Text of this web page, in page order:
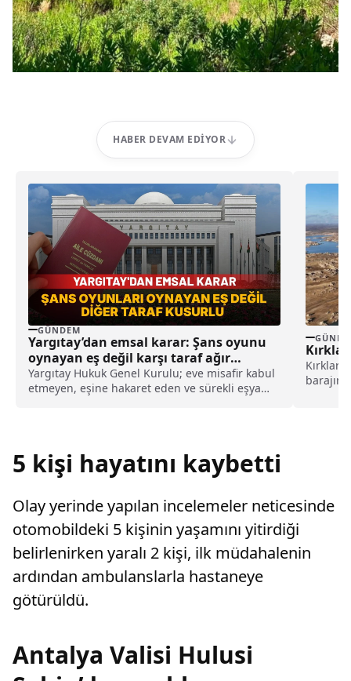
HABER DEVAM EDIYOR
GÜNDEM
Yargıtay’dan emsal karar: Şans oyunu
oynayan eş değil karşı taraf ağır
kusurlu sayıldı
Yargıtay Hukuk Genel Kurulu; eve misafir kabul
etmeyen, eşine hakaret eden ve sürekli eşya
barajın
5 kişi hayatını kaybetti
Olay yerinde yapılan incelemeler neticesinde
otomobildeki 5 kişinin yaşamını yitirdiği
belirlenirken yaralı 2 kişi, ilk müdahalenin
ardından ambulanslarla hastaneye
götürüldü.
Antalya Valisi Hulusi